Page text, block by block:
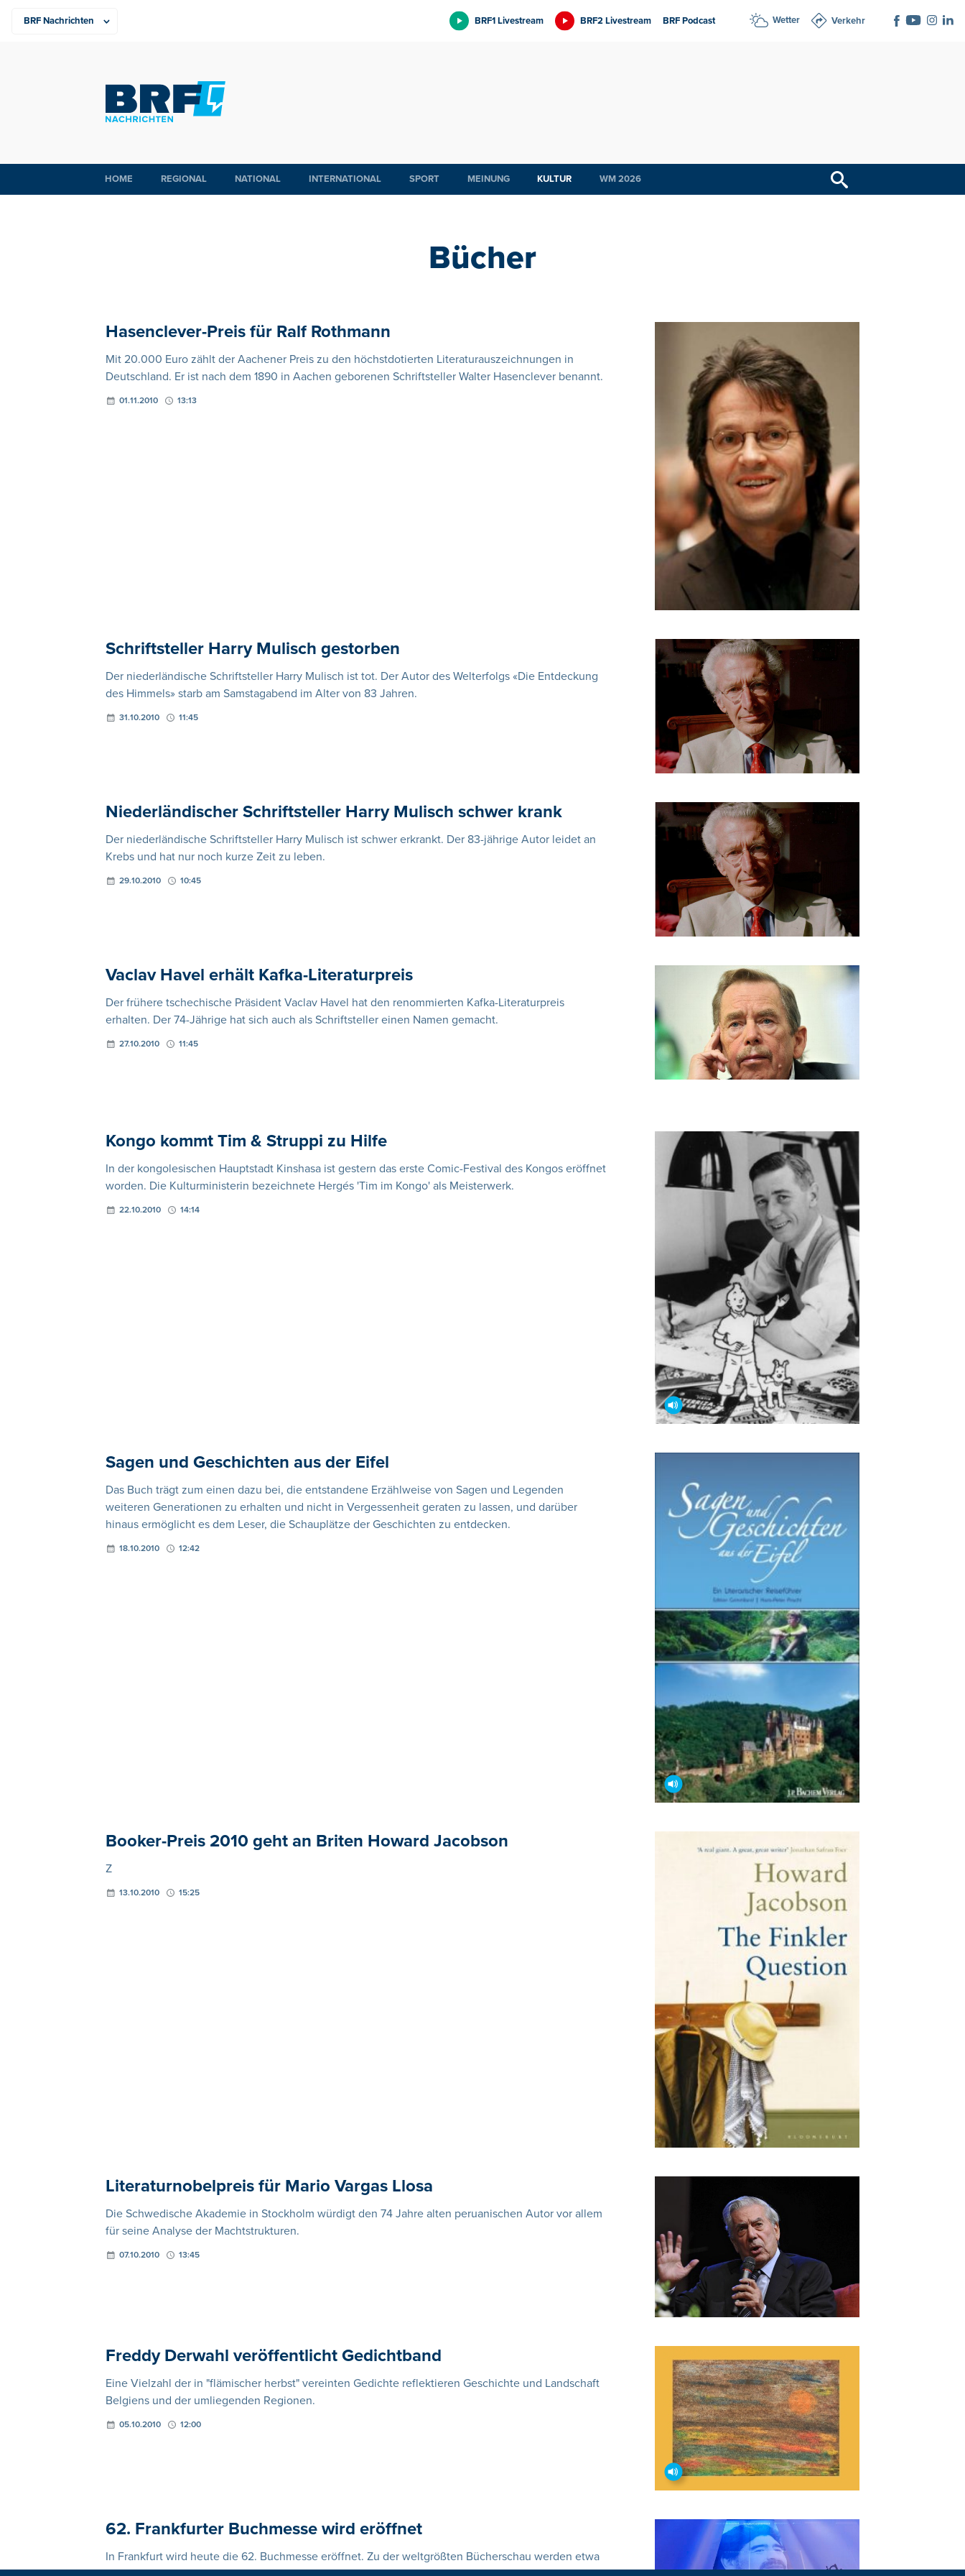
BRF1 Livestream BRF2 Livestream BRF Podcast Wetter Verkehr
HOME REGIONAL NATIONAL INTERNATIONAL SPORT MEINUNG KULTUR WM 2026
Bücher
Hasenclever-Preis für Ralf Rothmann
Mit 20.000 Euro zählt der Aachener Preis zu den höchstdotierten Literaturauszeichnungen in
Deutschland. Er ist nach dem 1890 in Aachen geborenen Schriftsteller Walter Hasenclever benannt.
01.11.2010 13:13
Schriftsteller Harry Mulisch gestorben
Der niederländische Schriftsteller Harry Mulisch ist tot. Der Autor des Welterfolgs «Die Entdeckung
des Himmels» starb am Samstagabend im Alter von 83 Jahren.
31.10.2010 11:45
Niederländischer Schriftsteller Harry Mulisch schwer krank
Der niederländische Schriftsteller Harry Mulisch ist schwer erkrankt. Der 83-jährige Autor leidet an
Krebs und hat nur noch kurze Zeit zu leben.
29.10.2010 10:45
Vaclav Havel erhält Kafka-Literaturpreis
Der frühere tschechische Präsident Vaclav Havel hat den renommierten Kafka-Literaturpreis
erhalten. Der 74-Jährige hat sich auch als Schriftsteller einen Namen gemacht.
27.10.2010 11:45
Kongo kommt Tim & Struppi zu Hilfe
In der kongolesischen Hauptstadt Kinshasa ist gestern das erste Comic-Festival des Kongos eröffnet
worden. Die Kulturministerin bezeichnete Hergés 'Tim im Kongo' als Meisterwerk.
22.10.2010 14:14
Sagen und Geschichten aus der Eifel
Das Buch trägt zum einen dazu bei, die entstandene Erzählweise von Sagen und Legenden
weiteren Generationen zu erhalten und nicht in Vergessenheit geraten zu lassen, und darüber
hinaus ermöglicht es dem Leser, die Schauplätze der Geschichten zu entdecken.
18.10.2010 12:42
Booker-Preis 2010 geht an Briten Howard Jacobson
Z
13.10.2010 15:25
Literaturnobelpreis für Mario Vargas Llosa
Die Schwedische Akademie in Stockholm würdigt den 74 Jahre alten peruanischen Autor vor allem
für seine Analyse der Machtstrukturen.
07.10.2010 13:45
Freddy Derwahl veröffentlicht Gedichtband
Eine Vielzahl der in "flämischer herbst" vereinten Gedichte reflektieren Geschichte und Landschaft
Belgiens und der umliegenden Regionen.
05.10.2010 12:00
62. Frankfurter Buchmesse wird eröffnet
In Frankfurt wird heute die 62. Buchmesse eröffnet. Zu der weltgrößten Bücherschau werden etwa